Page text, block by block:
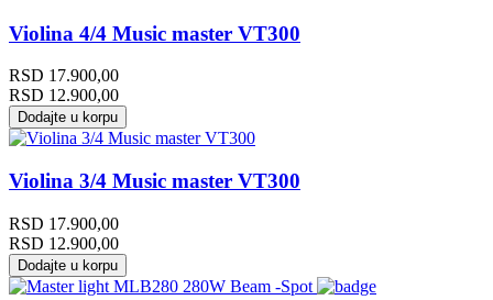
Violina 4/4 Music master VT300
RSD 17.900,00
RSD 12.900,00
Dodajte u korpu
Violina 3/4 Music master VT300
RSD 17.900,00
RSD 12.900,00
Dodajte u korpu